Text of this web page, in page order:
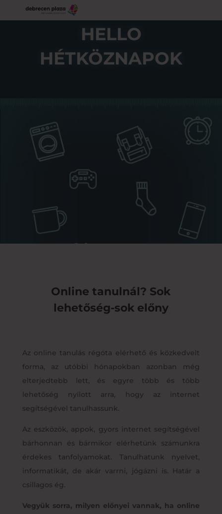
HELLO
HÉTKÖZNAPOK
Online tanulnál? Sok
lehetőség-sok előny
Az online tanulás régóta elérhető és közkedvelt
forma, az utóbbi hónapokban azonban még
elterjedtebb lett, és egyre több és több
lehetőség nyílott arra, hogy az internet
segítségével tanulhassunk.
Az eszközök, appok, gyors internet segítségével
bárhonnan és bármikor elérhetünk számunkra
érdekes tanfolyamokat. Tanulhatunk nyelvet,
informatikát, de akár varrni, jógázni is. Határ a
csillagos ég.
Vegyük sorra, milyen előnyei vannak, ha online